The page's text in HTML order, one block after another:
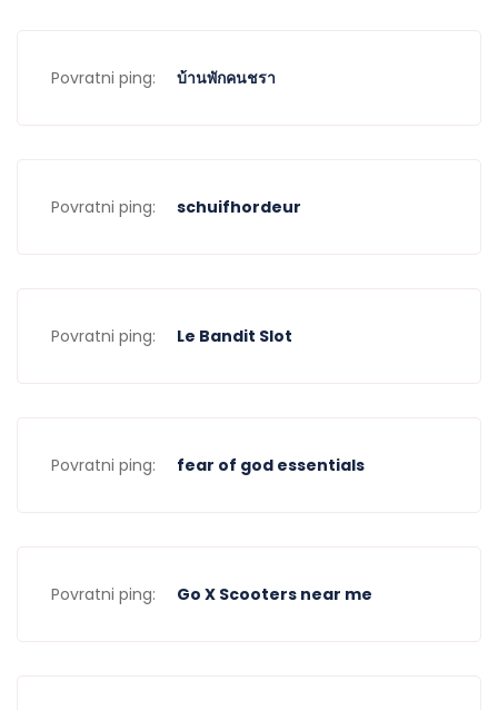
Povratni ping: บ้านพักคนชรา
Povratni ping: schuifhordeur
Povratni ping: Le Bandit Slot
Povratni ping: fear of god essentials
Povratni ping: Go X Scooters near me